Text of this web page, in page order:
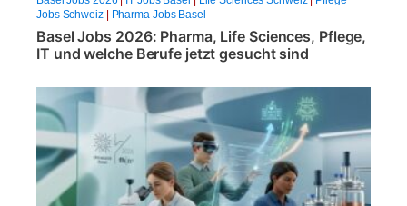
Jobs Schweiz| Pharma Jobs Basel
Basel Jobs 2026: Pharma, Life Sciences, Pflege,
IT und welche Berufe jetzt gesucht sind